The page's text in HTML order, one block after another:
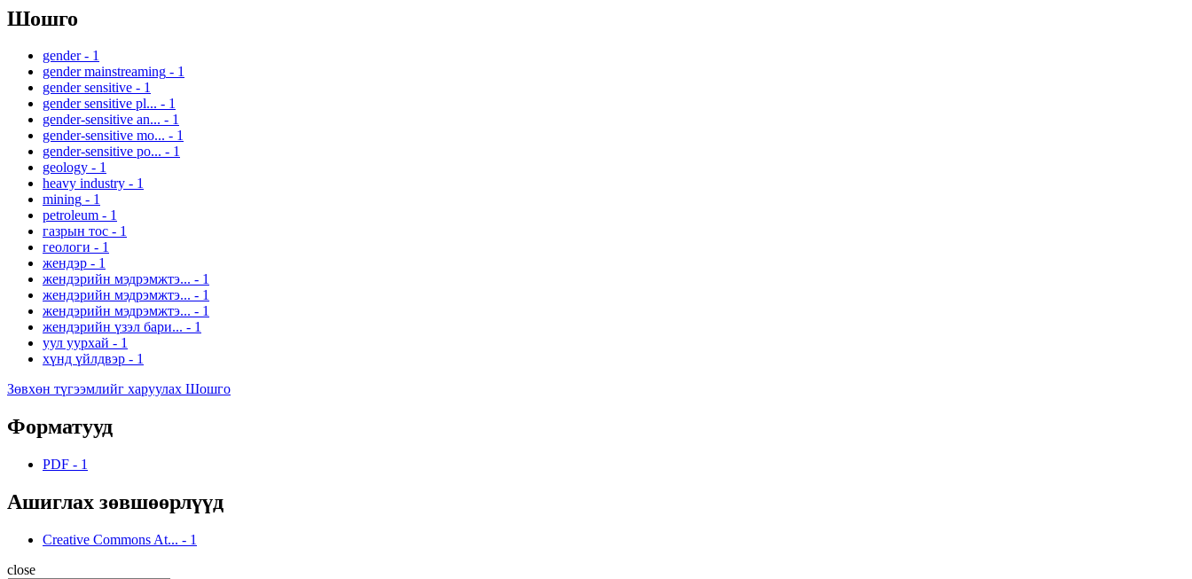
Шошго
gender - 1
gender mainstreaming - 1
gender sensitive - 1
gender sensitive pl... - 1
gender-sensitive an... - 1
gender-sensitive mo... - 1
gender-sensitive po... - 1
geology - 1
heavy industry - 1
mining - 1
petroleum - 1
газрын тос - 1
геологи - 1
жендэр - 1
жендэрийн мэдрэмжтэ... - 1
жендэрийн мэдрэмжтэ... - 1
жендэрийн мэдрэмжтэ... - 1
жендэрийн үзэл бари... - 1
уул уурхай - 1
хүнд үйлдвэр - 1
Зөвхөн түгээмлийг харуулах Шошго
Форматууд
PDF - 1
Ашиглах зөвшөөрлүүд
Creative Commons At... - 1
close